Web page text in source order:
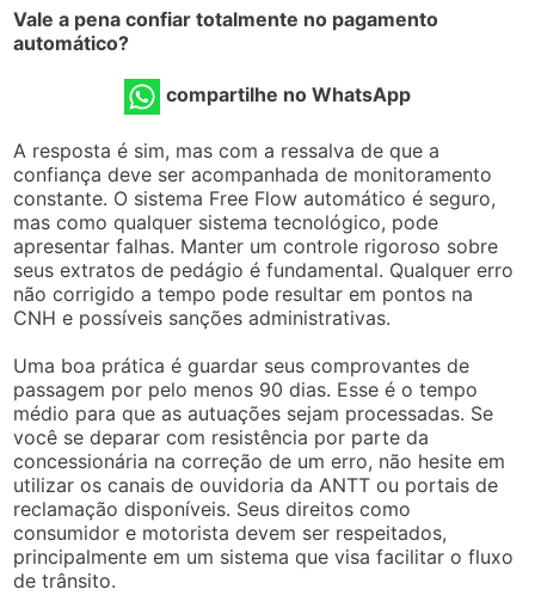
Vale a pena confiar totalmente no pagamento
automático?
compartilhe no WhatsApp
A resposta é sim, mas com a ressalva de que a
confiança deve ser acompanhada de monitoramento
constante. O sistema Free Flow automático é seguro,
mas como qualquer sistema tecnológico, pode
apresentar falhas. Manter um controle rigoroso sobre
seus extratos de pedágio é fundamental. Qualquer erro
não corrigido a tempo pode resultar em pontos na
CNH e possíveis sanções administrativas.
Uma boa prática é guardar seus comprovantes de
passagem por pelo menos 90 dias. Esse é o tempo
médio para que as autuações sejam processadas. Se
você se deparar com resistência por parte da
concessionária na correção de um erro, não hesite em
utilizar os canais de ouvidoria da ANTT ou portais de
reclamação disponíveis. Seus direitos como
consumidor e motorista devem ser respeitados,
principalmente em um sistema que visa facilitar o fluxo
de trânsito.